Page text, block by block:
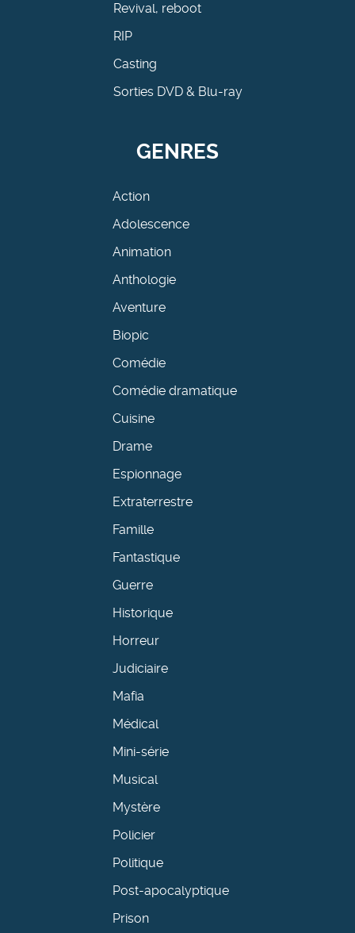
Revival, reboot
RIP
Casting
Sorties DVD & Blu-ray
GENRES
Action
Adolescence
Animation
Anthologie
Aventure
Biopic
Comédie
Comédie dramatique
Cuisine
Drame
Espionnage
Extraterrestre
Famille
Fantastique
Guerre
Historique
Horreur
Judiciaire
Mafia
Médical
Mini-série
Musical
Mystère
Policier
Politique
Post-apocalyptique
Prison